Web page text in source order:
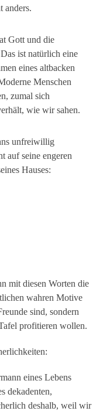
anders.
Gott und die
ist natürlich eine
eines altbacken
Menschen
zumal sich
wie wir sahen.
unfreiwillig
auf seine engeren
Hauses:
mit diesen Worten die
wahren Motive
sind, sondern
profitieren wollen.
eines Lebens
dekadenten,
deshalb, weil wir